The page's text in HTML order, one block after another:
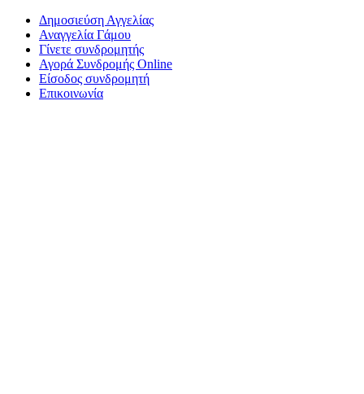
Δημοσιεύση Αγγελίας
Αναγγελία Γάμου
Γίνετε συνδρομητής
Αγορά Συνδρομής Online
Είσοδος συνδρομητή
Επικοινωνία